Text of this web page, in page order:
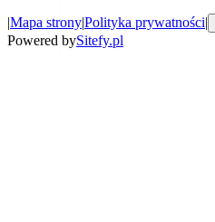
|Mapa strony|Polityka prywatności|
Powered bySitefy.pl